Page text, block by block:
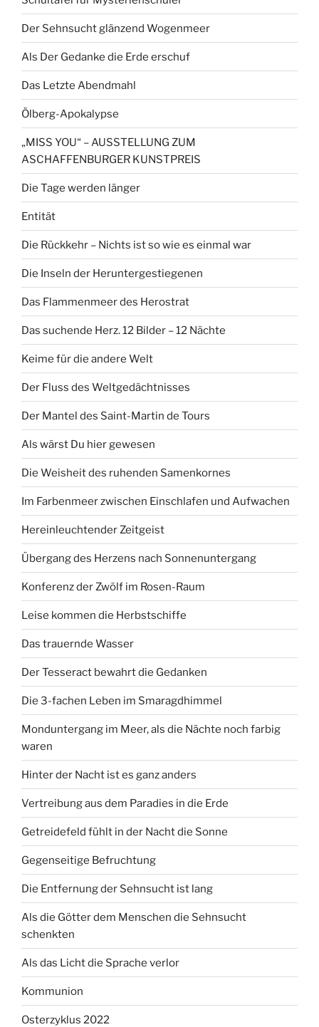
Der Sehnsucht glänzend Wogenmeer
Als Der Gedanke die Erde erschuf
Das Letzte Abendmahl
Ölberg-Apokalypse
„MISS YOU“ – AUSSTELLUNG ZUM
ASCHAFFENBURGER KUNSTPREIS
Die Tage werden länger
Entität
Die Rückkehr – Nichts ist so wie es einmal war
Die Inseln der Heruntergestiegenen
Das Flammenmeer des Herostrat
Das suchende Herz. 12 Bilder – 12 Nächte
Keime für die andere Welt
Der Fluss des Weltgedächtnisses
Der Mantel des Saint-Martin de Tours
Als wärst Du hier gewesen
Die Weisheit des ruhenden Samenkornes
Im Farbenmeer zwischen Einschlafen und Aufwachen
Hereinleuchtender Zeitgeist
Übergang des Herzens nach Sonnenuntergang
Konferenz der Zwölf im Rosen-Raum
Leise kommen die Herbstschiffe
Das trauernde Wasser
Der Tesseract bewahrt die Gedanken
Die 3-fachen Leben im Smaragdhimmel
Monduntergang im Meer, als die Nächte noch farbig
waren
Hinter der Nacht ist es ganz anders
Vertreibung aus dem Paradies in die Erde
Getreidefeld fühlt in der Nacht die Sonne
Gegenseitige Befruchtung
Die Entfernung der Sehnsucht ist lang
Als die Götter dem Menschen die Sehnsucht
schenkten
Als das Licht die Sprache verlor
Kommunion
Osterzyklus 2022